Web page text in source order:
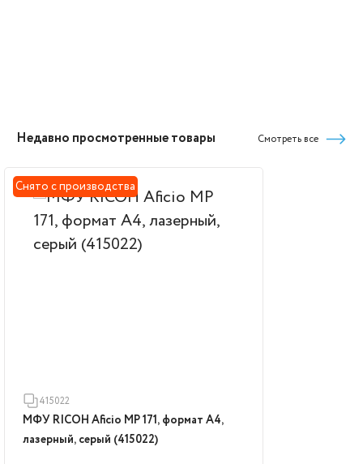
Недавно просмотренные товары Смотреть все
Снято с производства
415022
МФУ RICOH Aficio MP 171, формат А4,
лазерный, серый (415022)